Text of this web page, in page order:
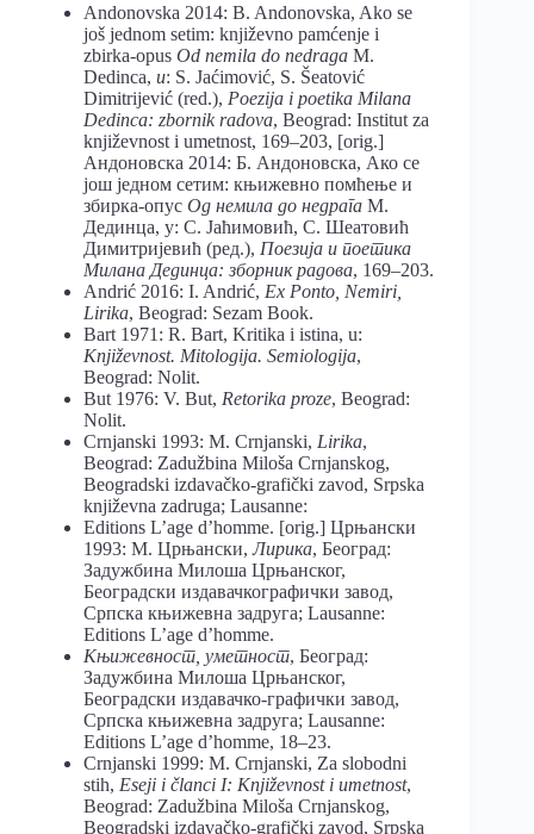
Andonovska 2014: B. Andonovska, Ako se
još jednom setim: književno pamćenje i
zbirka-opus Od nemila do nedraga M.
Dedinca, u: S. Jaćimović, S. Šeatović
Dimitrijević (red.), Poezija i poetika Milana
Dedinca: zbornik radova, Beograd: Institut za
književnost i umetnost, 169–203, [orig.]
Андоновска 2014: Б. Андоновска, Ако се
још једном сетим: књижевно помћење и
збирка-опус Од немила до недрага М.
Дединца, у: С. Јаћимовић, С. Шеатовић
Димитријевић (ред.), Поезија и поетика
Милана Дединца: зборник радова, 169–203.
Andrić 2016: I. Andrić, Ex Ponto, Nemiri,
Lirika, Beograd: Sezam Book.
Bart 1971: R. Bart, Kritika i istina, u:
Književnost. Mitologija. Semiologija,
Beograd: Nolit.
But 1976: V. But, Retorika proze, Beograd:
Nolit.
Crnjanski 1993: M. Crnjanski, Lirika,
Beograd: Zadužbina Miloša Crnjanskog,
Beogradski izdavačko-grafički zavod, Srpska
književna zadruga; Lausanne:
Editions L’age d’homme. [orig.] Црњански
1993: М. Црњански,Лирика, Београд:
Задужбина Милоша Црњанског,
Београдски издавачкографички завод,
Српска књижевна задруга; Lausanne:
Editions L’age d’homme.
Књижевност, уметност, Београд:
Задужбина Милоша Црњанског,
Београдски издавачко-графички завод,
Српска књижевна задруга; Lausanne:
Editions L’age d’homme, 18–23.
Crnjanski 1999: M. Crnjanski, Za slobodni
stih, Eseji i članci I: Književnost i umetnost,
Beograd: Zadužbina Miloša Crnjanskog,
Beogradski izdavačko-grafički zavod, Srpska